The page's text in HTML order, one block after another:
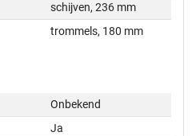
schijven, 236 mm
trommels, 180 mm
Onbekend
Ja